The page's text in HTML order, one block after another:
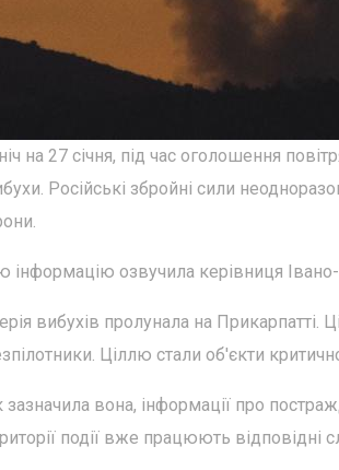
на 27 січня, під час оголошення
Російські збройні сили
інформацію озвучила керівниця Івано-
вибухів пролунала на Прикарпатті.
Ціллю стали об'єкти
зазначила вона, інформації про
події вже працюють відповідні